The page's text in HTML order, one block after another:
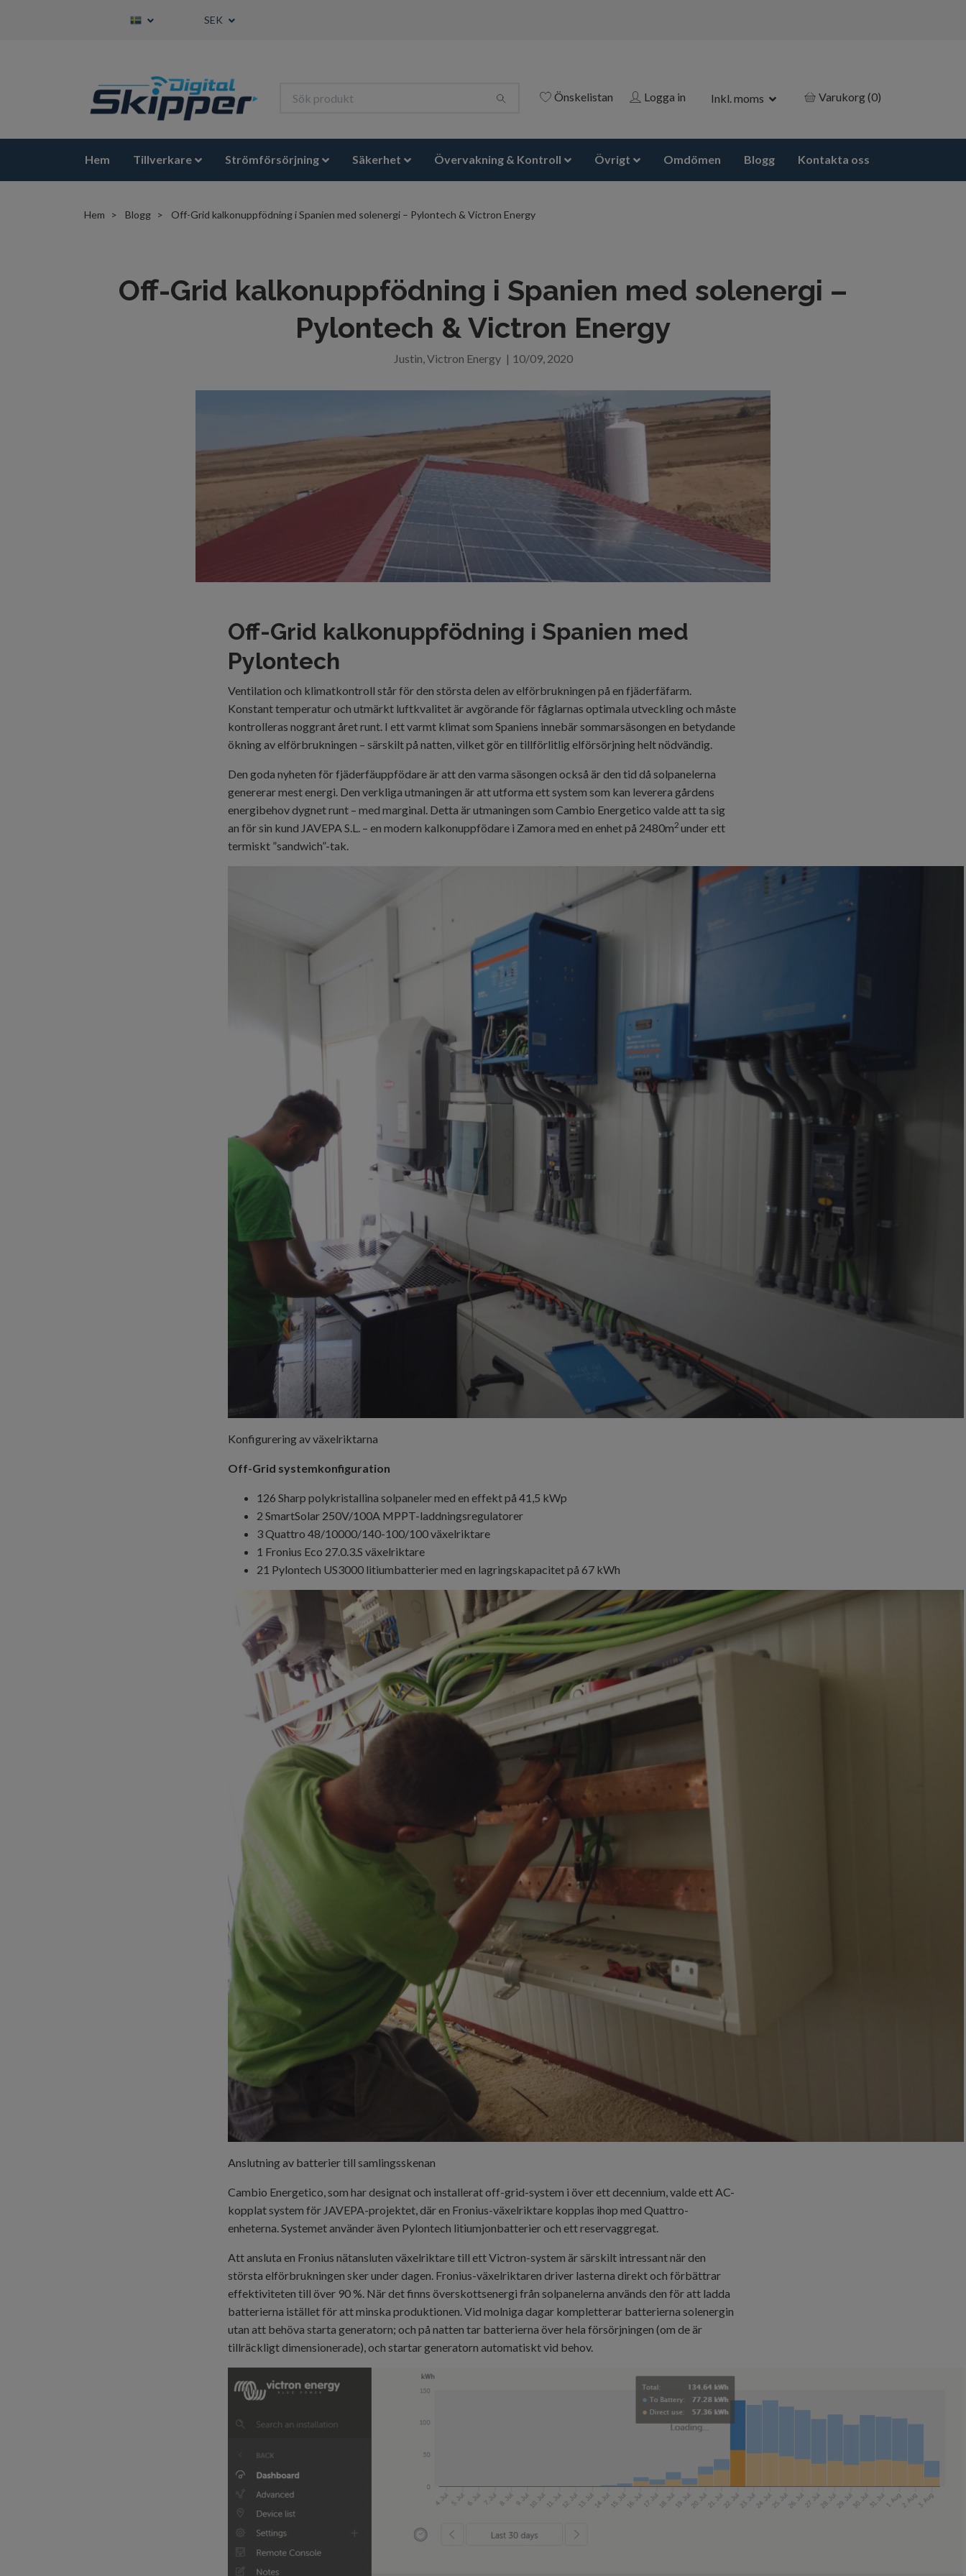
SEK
Önskelistan Logga in Inkl. moms Varukorg(0)
Hem Tillverkare Strömförsörjning Säkerhet Övervakning & Kontroll Övrigt Omdömen Blogg Kontakta oss
Hem Blogg Off-Grid kalkonuppfödning i Spanien med solenergi – Pylontech & Victron Energy
Off-Grid kalkonuppfödning i Spanien med solenergi –
Pylontech & Victron Energy
Justin, Victron Energy | 10/09, 2020
Off-Grid kalkonuppfödning i Spanien med
Pylontech
Ventilation och klimatkontroll står för den största delen av elförbrukningen på en fjäderfäfarm.
Konstant temperatur och utmärkt luftkvalitet är avgörande för fåglarnas optimala utveckling och måste
kontrolleras noggrant året runt. I ett varmt klimat som Spaniens innebär sommarsäsongen en betydande
ökning av elförbrukningen – särskilt på natten, vilket gör en tillförlitlig elförsörjning helt nödvändig.
Den goda nyheten för fjäderfäuppfödare är att den varma säsongen också är den tid då solpanelerna
genererar mest energi. Den verkliga utmaningen är att utforma ett system som kan leverera gårdens
energibehov dygnet runt – med marginal. Detta är utmaningen som Cambio Energetico valde att ta sig
an för sin kund JAVEPA S.L. – en modern kalkonuppfödare i Zamora med en enhet på 2480m2 under ett
termiskt ”sandwich”-tak.
Konfigurering av växelriktarna
Off-Grid systemkonfiguration
126 Sharp polykristallina solpaneler med en effekt på 41,5 kWp
2 SmartSolar 250V/100A MPPT-laddningsregulatorer
3Quattro 48/10000/140-100/100 växelriktare
1 Fronius Eco 27.0.3.S växelriktare
21 Pylontech US3000 litiumbatterier med en lagringskapacitet på 67 kWh
Anslutning av batterier till samlingsskenan
Cambio Energetico, som har designat och installerat off-grid-system i över ett decennium, valde ett AC-
kopplat system för JAVEPA-projektet, där en Fronius-växelriktare kopplas ihop med Quattro-
enheterna. Systemet använder även Pylontech litiumjonbatterier och ett reservaggregat.
Att ansluta en Fronius nätansluten växelriktare till ett Victron-system är särskilt intressant när den
största elförbrukningen sker under dagen. Fronius-växelriktaren driver lasterna direkt och förbättrar
effektiviteten till över 90 %. När det finns överskottsenergi från solpanelerna används den för att ladda
batterierna istället för att minska produktionen. Vid molniga dagar kompletterar batterierna solenergin
utan att behöva starta generatorn; och på natten tar batterierna över hela försörjningen (om de är
tillräckligt dimensionerade), och startar generatorn automatiskt vid behov.